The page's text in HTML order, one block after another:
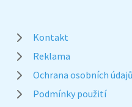
Kontakt
Reklama
Ochrana osobních údajů
Podmínky použití